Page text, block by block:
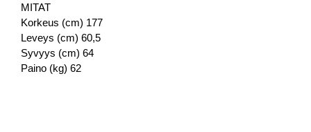
MITAT
Korkeus (cm) 177
Leveys (cm) 60,5
Syvyys (cm) 64
Paino (kg) 62